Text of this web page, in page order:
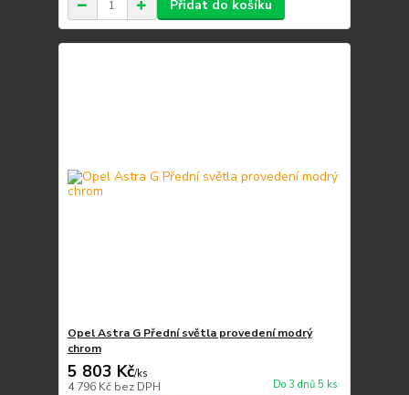
Přidat do košíku
Opel Astra G Přední světla provedení modrý
chrom
5 803 Kč/ks
4 796 Kč bez DPH Do 3 dnů 5 ks